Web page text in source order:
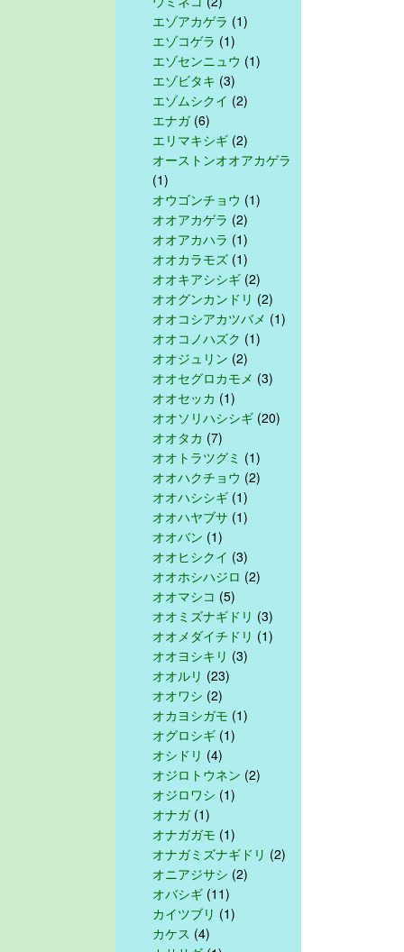
エゾアカゲラ (1)
エゾコゲラ (1)
エゾセンニュウ (1)
エゾビタキ (3)
エゾムシクイ (2)
エナガ(6)
エリマキシギ (2)
オーストンオオアカゲラ
(1)
オウゴンチョウ (1)
オオアカゲラ (2)
オオアカハラ (1)
オオカラモズ (1)
オオキアシシギ (2)
オオグンカンドリ (2)
オオコシアカツバメ (1)
オオコノハズク (1)
オオジュリン (2)
オオセグロカモメ (3)
オオセッカ (1)
オオソリハシシギ (20)
オオタカ (7)
オオトラツグミ (1)
オオハクチョウ (2)
オオハシシギ (1)
オオハヤブサ (1)
オオバン (1)
オオヒシクイ (3)
オオホシハジロ (2)
オオマシコ (5)
オオミズナギドリ (3)
オオメダイチドリ (1)
オオヨシキリ (3)
オオルリ (23)
オオワシ (2)
オカヨシガモ (1)
オグロシギ (1)
オシドリ (4)
オジロトウネン (2)
オジロワシ (1)
オナガ(1)
オナガガモ (1)
オナガミズナギドリ (2)
オニアジサシ (2)
オバシギ (11)
カイツブリ (1)
カケス (4)